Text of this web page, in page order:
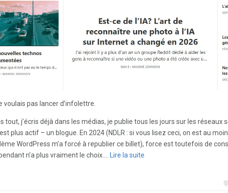
voulais pas lancer d’infolettre.
tout, j’écris déjà dans les médias, je publie tous les jours sur les réseaux
plus actif – un blogue. En 2024 (NDLR : si vous lisez ceci, on est au
WordPress m’a forcé à republier ce billet), force est toutefois de
n’a plus vraiment le choix.…
Lire la suite